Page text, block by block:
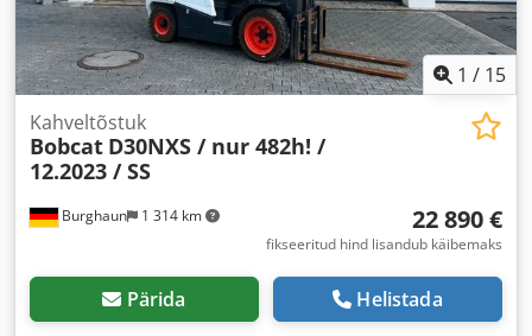
1 / 15
Burghaun 1 314 km
Kahveltõstuk
Bobcat D30NXS / nur 482h! /
12.2023 / SS
22 890 €
fikseeritud hind lisandub käibemaks
Pärida Helistada